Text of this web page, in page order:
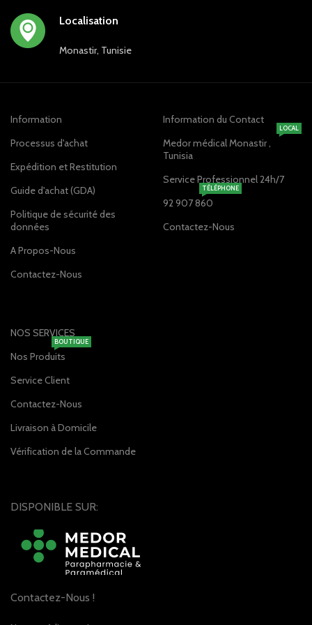
Localisation
Monastir, Tunisie
Information
Processus d'achat
Expédition et Restitution
Guide d'achat (GDA)
Politique de sécurité des
données
A Propos-Nous
Contactez-Nous
Information du Contact
Medor médical Monastir ,
Tunisia
LOCAL
Service Professionnel 24h/7
92 907 860
TÉLÉPHONE
Contactez-Nous
NOS SERVICES
Nos Produits
BOUTIQUE
Service Client
Contactez-Nous
Livraison à Domicile
Vérification de la Commande
DISPONIBLE SUR:
Contactez-Nous !